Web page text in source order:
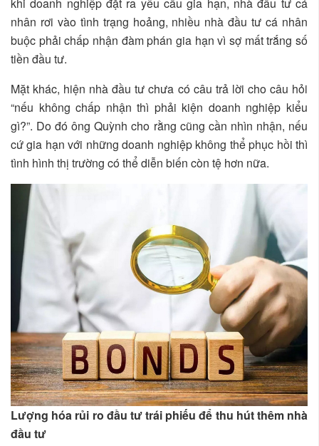
nhân rơi vào tình trạng hoảng, nhiều nhà đầu tư cá nhân
buộc phải chấp nhận đàm phán gia hạn vì sợ mất trắng số
tiền đầu tư.
Mặt khác, hiện nhà đầu tư chưa có câu trả lời cho câu hỏi
“nếu không chấp nhận thì phải kiện doanh nghiệp kiểu
gì?”. Do đó ông Quỳnh cho rằng cũng cần nhìn nhận, nếu
cứ gia hạn với những doanh nghiệp không thể phục hồi thì
tình hình thị trường có thể diễn biến còn tệ hơn nữa.
Lượng hóa rủi ro đầu tư trái phiếu để thu hút thêm nhà
đầu tư